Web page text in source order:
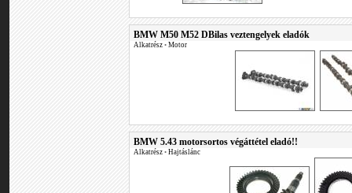
BMW M50 M52 DBilas veztengelyek eladók
Alkatrész • Motor
BMW 5.43 motorsortos végáttétel eladó!!
Alkatrész • Hajtáslánc